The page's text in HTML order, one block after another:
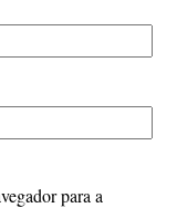
para a